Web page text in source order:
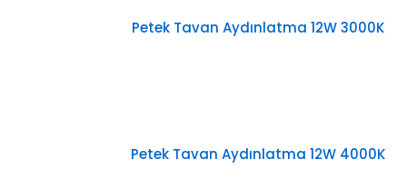
Petek Tavan Aydınlatma 12W 3000K
Petek Tavan Aydınlatma 12W 4000K